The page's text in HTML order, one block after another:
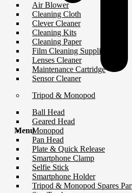
Air Blower
Cleaning Cloth
Clever Cleaner
Cleaning Kits
Cleaning Paper
Film Cleaning Supplies
Lenses Cleaner
Maintenance Cartridge
Sensor Cleaner
Tripod & Monopod
Ball Head
Geared Head
Monopod
Pan Head
Plate & Quick Release
Smartphone Clamp
Selfie Stick
Smartphone Holder
Tripod & Monopod Spares
Menu